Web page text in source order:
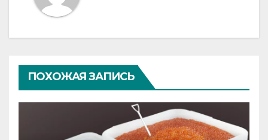
ПОХОЖАЯ ЗАПИСЬ